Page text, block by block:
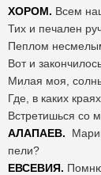
ХОРОМ. Всем
Тих и печален
Пеплом
Вот и
Милая моя,
Где, в каких краях,
Встретишься со
АЛАПАЕВ.
пели?
ЕВСЕВИЯ.